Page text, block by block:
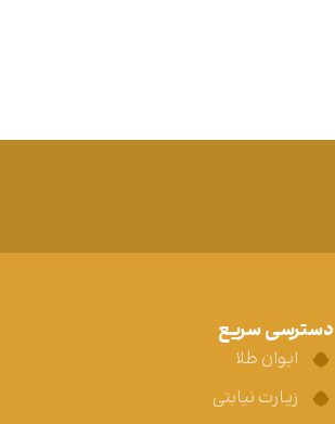
دسترسی سریع
ایوان طلا
زیارت نیابتی